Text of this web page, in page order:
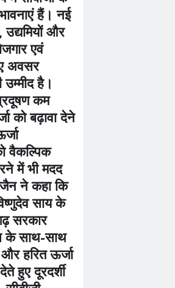
हैं। नई
उद्यमियों और
एवं
अवसर
है।
कम
को बढ़ावा देने
वैकल्पिक
में भी मदद
ने कहा कि
साय के
सरकार
के साथ-साथ
और हरित ऊर्जा
हुए दूरदर्शी